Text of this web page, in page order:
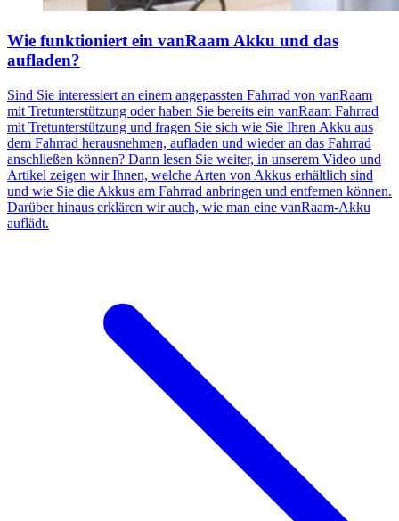
Wie funktioniert ein vanRaam Akku und das
aufladen?
Sind Sie interessiert an einem angepassten Fahrrad von vanRaam
mit Tretunterstützung oder haben Sie bereits ein vanRaam Fahrrad
mit Tretunterstützung und fragen Sie sich wie Sie Ihren Akku aus
dem Fahrrad herausnehmen, aufladen und wieder an das Fahrrad
anschließen können? Dann lesen Sie weiter, in unserem Video und
Artikel zeigen wir Ihnen, welche Arten von Akkus erhältlich sind
und wie Sie die Akkus am Fahrrad anbringen und entfernen können.
Darüber hinaus erklären wir auch, wie man eine vanRaam-Akku
auflädt.